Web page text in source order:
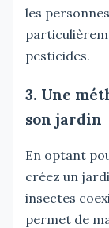
les
pesticides.
3. Une
son jardin
En optant
créez un
insectes
permet de